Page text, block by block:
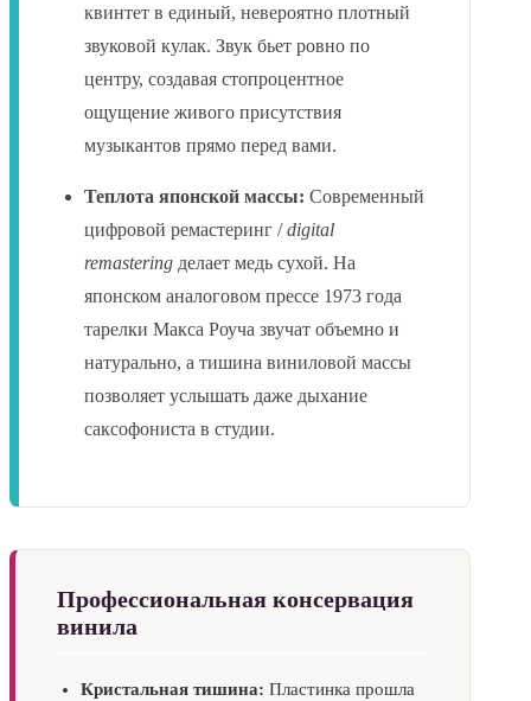
квинтет в единый, невероятно плотный
звуковой кулак. Звук бьет ровно по
центру, создавая стопроцентное
ощущение живого присутствия
музыкантов прямо перед вами.
Теплота японской массы: Современный
цифровой ремастеринг /digital
remastering делает медь сухой. На
японском аналоговом прессе 1973 года
тарелки Макса Роуча звучат объемно и
натурально, а тишина виниловой массы
позволяет услышать даже дыхание
саксофониста в студии.
Профессиональная консервация
винила
Кристальная тишина: Пластинка прошла